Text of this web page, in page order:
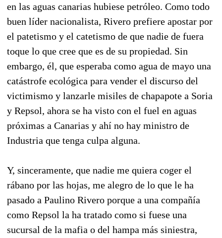
en las aguas canarias hubiese petróleo. Como todo
buen líder nacionalista, Rivero prefiere apostar por
el patetismo y el catetismo de que nadie de fuera
toque lo que cree que es de su propiedad. Sin
embargo, él, que esperaba como agua de mayo una
catástrofe ecológica para vender el discurso del
victimismo y lanzarle misiles de chapapote a Soria
y Repsol, ahora se ha visto con el fuel en aguas
próximas a Canarias y ahí no hay ministro de
Industria que tenga culpa alguna.
Y, sinceramente, que nadie me quiera coger el
rábano por las hojas, me alegro de lo que le ha
pasado a Paulino Rivero porque a una compañía
como Repsol la ha tratado como si fuese una
sucursal de la mafia o del hampa más siniestra,